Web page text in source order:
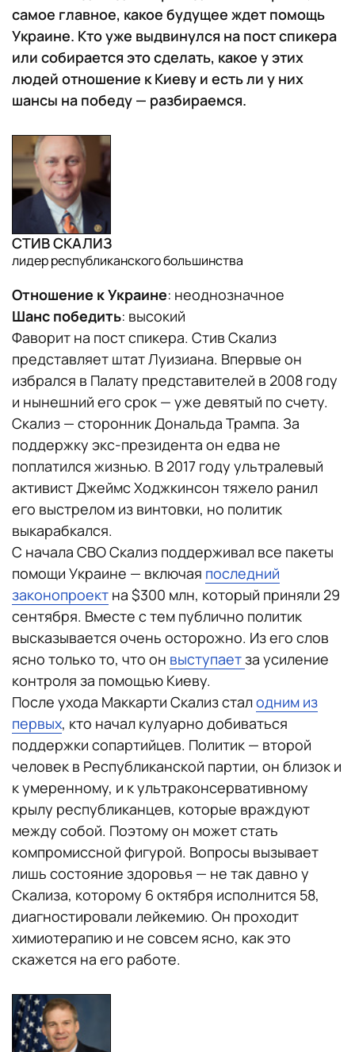
самое главное, какое будущее ждет помощь
Украине. Кто уже выдвинулся на пост спикера
или собирается это сделать, какое у этих
людей отношение к Киеву и есть ли у них
шансы на победу — разбираемся.
СТИВ СКАЛИЗ
лидер республиканского большинства
Отношение к Украине: неоднозначное
Шанс победить: высокий
Фаворит на пост спикера. Стив Скализ
представляет штат Луизиана. Впервые он
избрался в Палату представителей в 2008 году
и нынешний его срок — уже девятый по счету.
Скализ — сторонник Дональда Трампа. За
поддержку экс-президента он едва не
поплатился жизнью. В 2017 году ультралевый
активист Джеймс Ходжкинсон тяжело ранил
его выстрелом из винтовки, но политик
выкарабкался.
С начала СВО Скализ поддерживал все пакеты
помощи Украине — включая последний
законопроект на $300 млн, который приняли 29
сентября. Вместе с тем публично политик
высказывается очень осторожно. Из его слов
ясно только то, что он выступаетза усиление
контроля за помощью Киеву.
После ухода Маккарти Скализ сталодним из
первых, кто начал кулуарно добиваться
поддержки сопартийцев. Политик — второй
человек в Республиканской партии, он близок и
к умеренному, и к ультраконсервативному
крылу республиканцев, которые враждуют
между собой. Поэтому он может стать
компромиссной фигурой. Вопросы вызывает
лишь состояние здоровья — не так давно у
Скализа, которому 6 октября исполнится 58,
диагностировали лейкемию. Он проходит
химиотерапию и не совсем ясно, как это
скажется на его работе.